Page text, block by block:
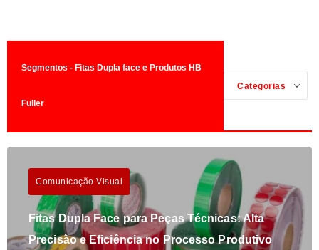
Segmentos - Fitas Dupla face e Produtos HB
Fuller
Categorias
Comunicação Visual
Fitas Dupla Face para Peças Técnicas: Alta
Precisão e Eficiência no Processo Produtivo